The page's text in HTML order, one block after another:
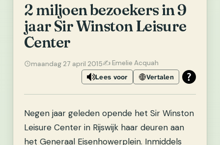
2 miljoen bezoekers in 9
jaar Sir Winston Leisure
Center
maandag 27 april 2015✍️ Emelie Acquah
Lees voor Vertalen
Negen jaar geleden opende het Sir Winston
Leisure Center in Rijswijk haar deuren aan
het Generaal Eisenhowerplein. Inmiddels